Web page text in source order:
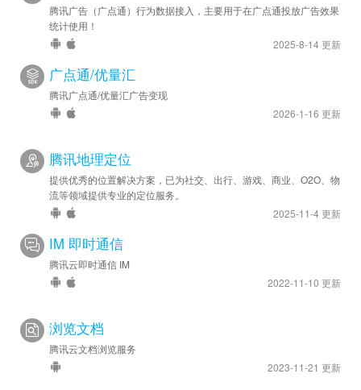
腾讯广告（广点通）行为数据接入，主要用于在广点通投放广告效果
统计使用！
2025-8-14 更新
广点通/优量汇
腾讯广点通/优量汇广告变现
2026-1-16 更新
腾讯地理定位
提供优秀的位置解决方案，已为社交、出行、游戏、商业、O2O、物
流等领域提供专业的定位服务。
2025-11-4 更新
IM 即时通信
腾讯云即时通信 IM
2022-11-10 更新
浏览文档
腾讯云文档浏览服务
2023-11-21 更新